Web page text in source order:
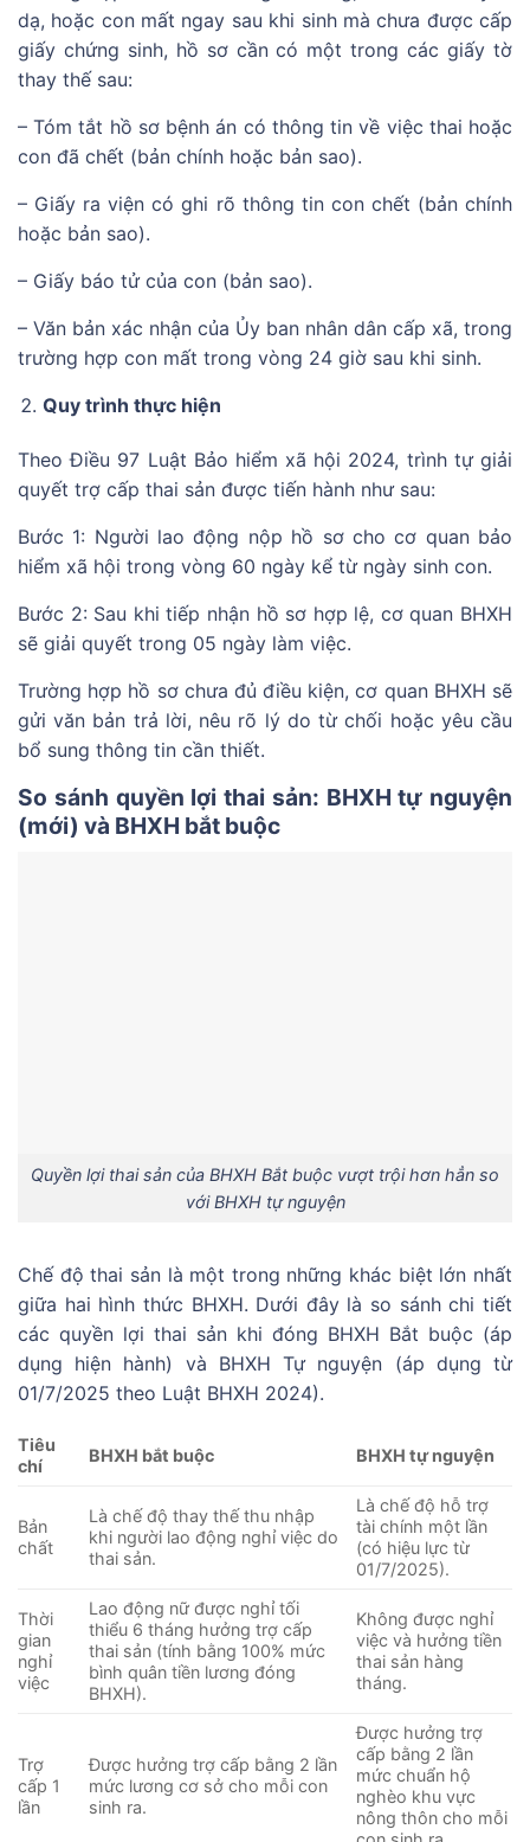
dạ, hoặc con mất ngay sau khi sinh mà chưa được cấp
giấy chứng sinh, hồ sơ cần có một trong các giấy tờ
thay thế sau:
– Tóm tắt hồ sơ bệnh án có thông tin về việc thai hoặc
con đã chết (bản chính hoặc bản sao).
– Giấy ra viện có ghi rõ thông tin con chết (bản chính
hoặc bản sao).
– Giấy báo tử của con (bản sao).
– Văn bản xác nhận của Ủy ban nhân dân cấp xã, trong
trường hợp con mất trong vòng 24 giờ sau khi sinh.
Quy trình thực hiện
Theo Điều 97 Luật Bảo hiểm xã hội 2024, trình tự giải
quyết trợ cấp thai sản được tiến hành như sau:
Bước 1: Người lao động nộp hồ sơ cho cơ quan bảo
hiểm xã hội trong vòng 60 ngày kể từ ngày sinh con.
Bước 2: Sau khi tiếp nhận hồ sơ hợp lệ, cơ quan BHXH
sẽ giải quyết trong 05 ngày làm việc.
Trường hợp hồ sơ chưa đủ điều kiện, cơ quan BHXH sẽ
gửi văn bản trả lời, nêu rõ lý do từ chối hoặc yêu cầu
bổ sung thông tin cần thiết.
So sánh quyền lợi thai sản: BHXH tự nguyện
(mới) và BHXH bắt buộc
Quyền lợi thai sản của BHXH Bắt buộc vượt trội hơn hẳn so
với BHXH tự nguyện
Chế độ thai sản là một trong những khác biệt lớn nhất
giữa hai hình thức BHXH. Dưới đây là so sánh chi tiết
các quyền lợi thai sản khi đóng BHXH Bắt buộc (áp
dụng hiện hành) và BHXH Tự nguyện (áp dụng từ
01/7/2025 theo Luật BHXH 2024).
Tiêu
chí
BHXH bắt buộc BHXH tự nguyện
Bản
chất
Là chế độ thay thế thu nhập
khi người lao động nghỉ việc do
thai sản.
Là chế độ hỗ trợ
tài chính một lần
(có hiệu lực từ
01/7/2025).
Thời
gian
nghỉ
việc
Lao động nữ được nghỉ tối
thiểu 6 tháng hưởng trợ cấp
thai sản (tính bằng 100% mức
bình quân tiền lương đóng
BHXH).
Không được nghỉ
việc và hưởng tiền
thai sản hàng
tháng.
Trợ
cấp 1
lần
Được hưởng trợ cấp bằng 2 lần
mức lương cơ sở cho mỗi con
sinh ra.
Được hưởng trợ
cấp bằng 2 lần
mức chuẩn hộ
nghèo khu vực
nông thôn cho mỗi